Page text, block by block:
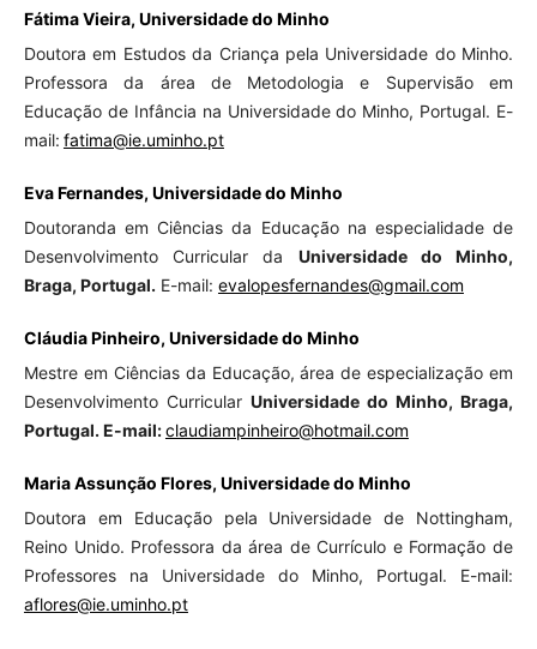
Fátima Vieira, Universidade do Minho
Doutora em Estudos da Criança pela Universidade do Minho.
Professora da área de Metodologia e Supervisão em
Educação de Infância na Universidade do Minho, Portugal. E-
mail: fatima@ie.uminho.pt
Eva Fernandes, Universidade do Minho
Doutoranda em Ciências da Educação na especialidade de
Desenvolvimento Curricular da Universidade do Minho,
Braga, Portugal. E-mail: evalopesfernandes@gmail.com
Cláudia Pinheiro, Universidade do Minho
Mestre em Ciências da Educação, área de especialização em
Desenvolvimento Curricular Universidade do Minho, Braga,
Portugal. E-mail:claudiampinheiro@hotmail.com
Maria Assunção Flores, Universidade do Minho
Doutora em Educação pela Universidade de Nottingham,
Reino Unido. Professora da área de Currículo e Formação de
Professores na Universidade do Minho, Portugal. E-mail:
aflores@ie.uminho.pt